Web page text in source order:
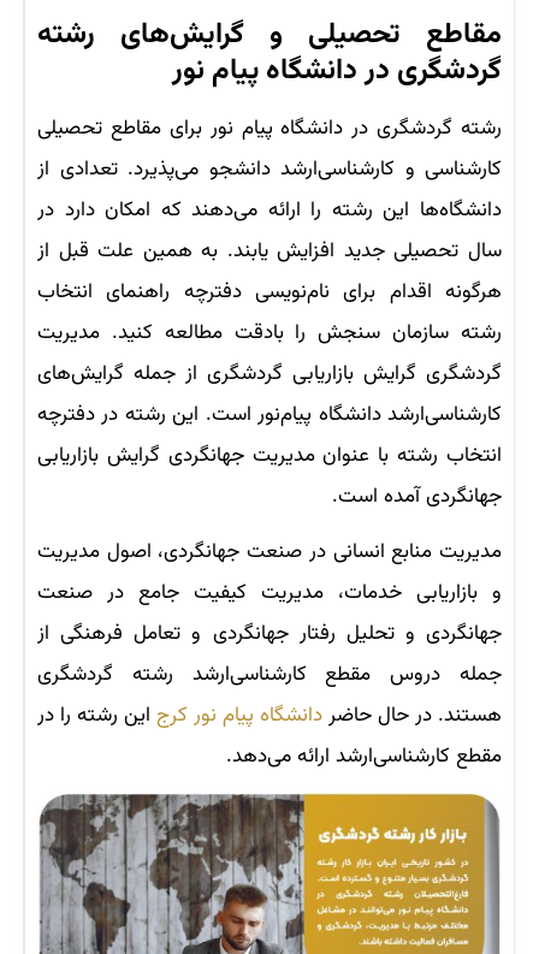
مقاطع تحصیلی و گرایش‌های رشته
گردشگری در دانشگاه پیام نور
رشته گردشگری در دانشگاه پیام نور برای مقاطع تحصیلی
کارشناسی و کارشناسی‌ارشد دانشجو می‌پذیرد. تعدادی از
دانشگاه‌ها این رشته را ارائه می‌دهند که امکان دارد در
سال تحصیلی جدید افزایش یابند. به همین علت قبل از
هرگونه اقدام برای نام‌نویسی دفترچه راهنمای انتخاب
رشته سازمان سنجش را بادقت مطالعه کنید. مدیریت
گردشگری گرایش بازاریابی گردشگری از جمله گرایش‌های
کارشناسی‌ارشد دانشگاه پیام‌نور است. این رشته در دفترچه
انتخاب رشته با عنوان مدیریت جهانگردی گرایش بازاریابی
جهانگردی آمده است.
مدیریت منابع انسانی در صنعت جهانگردی، اصول مدیریت
و بازاریابی خدمات، مدیریت کیفیت جامع در صنعت
جهانگردی و تحلیل رفتار جهانگردی و تعامل فرهنگی از
جمله دروس مقطع کارشناسی‌ارشد رشته گردشگری
هستند. در حال حاضر دانشگاه پیام‌ نور کرج این رشته را در
مقطع کارشناسی‌ارشد ارائه می‌دهد.